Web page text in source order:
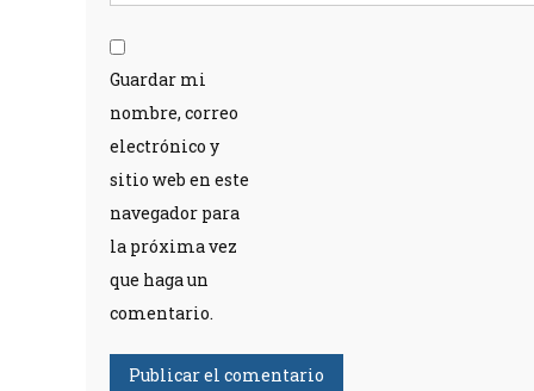
Guardar mi
nombre, correo
electrónico y
sitio web en este
navegador para
la próxima vez
que haga un
comentario.